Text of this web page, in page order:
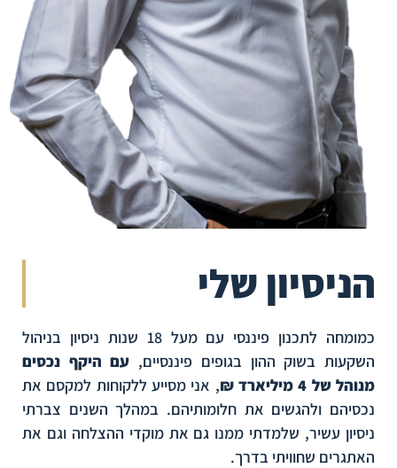
הניסיון שלי
כמומחה לתכנון פיננסי עם מעל 18 שנות ניסיון בניהול
השקעות בשוק ההון בגופים פיננסיים, עם היקף נכסים
מנוהל של 4 מיליארד ₪
, אני מסייע ללקוחות למקסם את
נכסיהם ולהגשים את חלומותיהם. במהלך השנים צברתי
ניסיון עשיר, שלמדתי ממנו גם את מוקדי ההצלחה וגם את
האתגרים שחוויתי בדרך.